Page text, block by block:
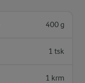
400 g
1 tsk
1 krm